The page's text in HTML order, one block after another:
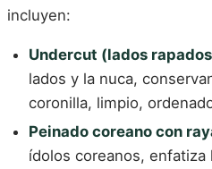
incluyen:
Undercut (lados
lados y la nuca,
coronilla, limpio,
Peinado coreano con
ídolos coreanos,